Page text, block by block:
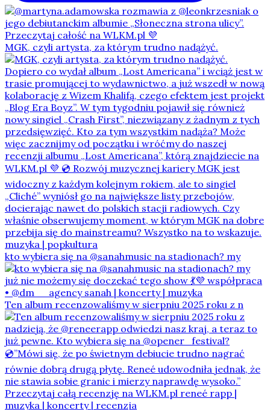
MGK, czyli artysta, za którym trudno nadążyć.
kto wybiera się na @sanahmusic na stadionach? my
Ten album recenzowaliśmy w sierpniu 2025 roku z n